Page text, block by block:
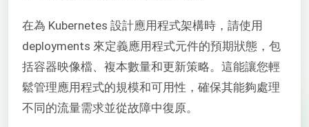
在為 Kubernetes 設計應用程式架構時，請使用
deployments 來定義應用程式元件的預期狀態，包
括容器映像檔、複本數量和更新策略。這能讓您輕
鬆管理應用程式的規模和可用性，確保其能夠處理
不同的流量需求並從故障中復原。